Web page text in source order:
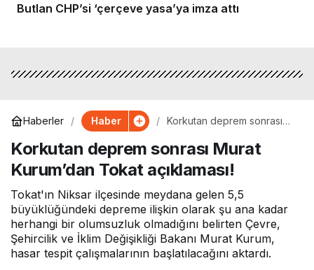
Butlan CHP’si ‘çerçeve yasa’ya imza attı
Haberler Haber
Korkutan deprem sonrası
açıklaması!
Korkutan deprem sonrası Murat
Kurum’dan Tokat açıklaması!
Tokat'ın Niksar ilçesinde meydana gelen 5,5
büyüklüğündeki depreme ilişkin olarak şu ana kadar
herhangi bir olumsuzluk olmadığını belirten Çevre,
Şehircilik ve İklim Değişikliği Bakanı Murat Kurum,
hasar tespit çalışmalarının başlatılacağını aktardı.